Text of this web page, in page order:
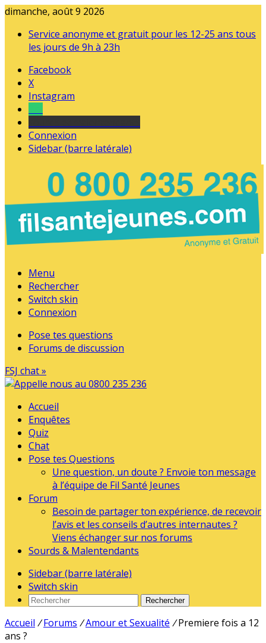
dimanche, août 9 2026
Service anonyme et gratuit pour les 12-25 ans tous
les jours de 9h à 23h
Facebook
X
Instagram
Connexion
Sidebar (barre latérale)
Menu
Rechercher
Switch skin
Connexion
Pose tes questions
Forums de discussion
FSJ chat »
Accueil
Enquêtes
Quiz
Chat
Pose tes Questions
Une question, un doute ? Envoie ton message
à l’équipe de Fil Santé Jeunes
Forum
Besoin de partager ton expérience, de recevoir
l’avis et les conseils d’autres internautes ?
Viens échanger sur nos forums
Sourds & Malentendants
Sidebar (barre latérale)
Switch skin
Rechercher
Accueil / Forums /Amour et Sexualité / Premiere fois a 12
ans ?